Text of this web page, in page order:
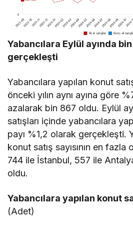
Yabancılara Eylül ayında
gerçekleşti
Yabancılara yapılan konut
önceki yılın aynı ayına göre
azalarak bin 867 oldu. Eylül
satışları içinde yabancılara
payı %1,2 olarak gerçekleşti.
konut satış sayısının en fazla
744 ile İstanbul, 557 ile
oldu.
Yabancılara yapılan konut
(Adet)